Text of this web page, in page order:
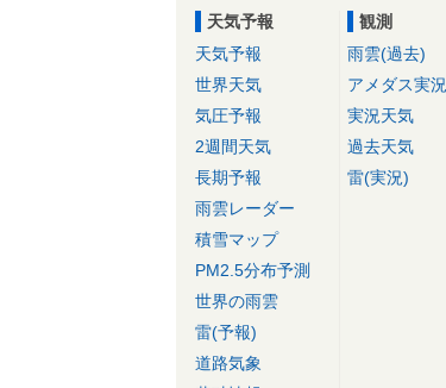
天気予報
天気予報
世界天気
気圧予報
2週間天気
長期予報
雨雲レーダー
積雪マップ
PM2.5分布予測
世界の雨雲
雷(予報)
道路気象
観測
雨雲(過去)
アメダス実況
実況天気
過去天気
雷(実況)